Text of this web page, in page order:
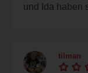
und Ida haben
tilman